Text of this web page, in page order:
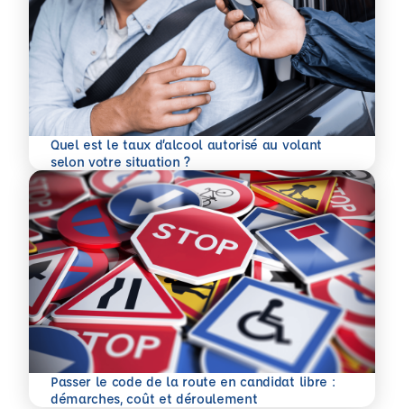
Quel est le taux d’alcool autorisé au volant
selon votre situation ?
En savoir plus
Passer le code de la route en candidat libre :
démarches, coût et déroulement
En savoir plus